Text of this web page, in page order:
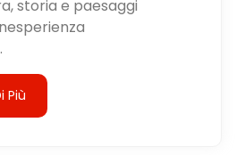
storia e paesaggi
Più